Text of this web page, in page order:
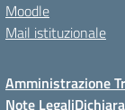
Moodle
Mail istituzionale
Amministrazione
Note Legali